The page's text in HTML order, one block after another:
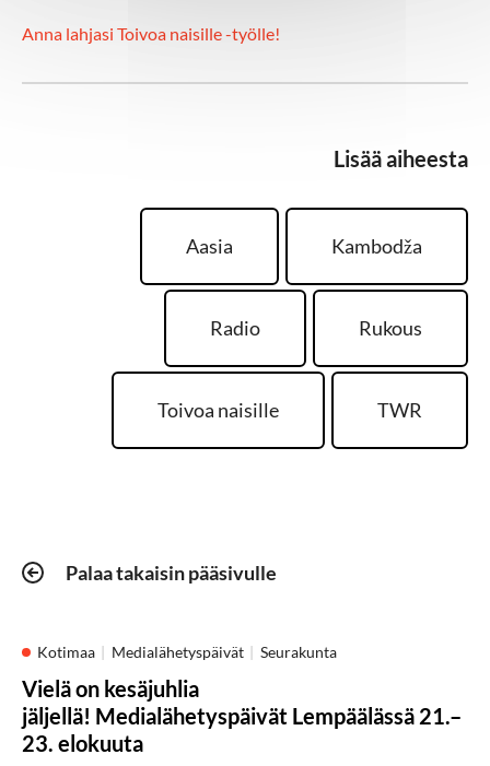
Anna lahjasi Toivoa naisille -työlle!
Lisää aiheesta
Aasia Kambodža
Radio Rukous
Toivoa naisille TWR
Palaa takaisin pääsivulle
Kotimaa Medialähetyspäivät Seurakunta
Vielä on kesäjuhlia
jäljellä! Medialähetyspäivät Lempäälässä 21.–
23. elokuuta